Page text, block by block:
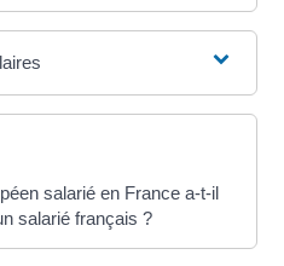
salarié en France a-t-il
salarié français ?